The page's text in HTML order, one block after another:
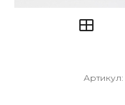
Артикул: